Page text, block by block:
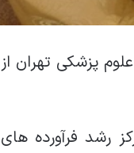
پزشکی تهران از
رشد فرآورده های